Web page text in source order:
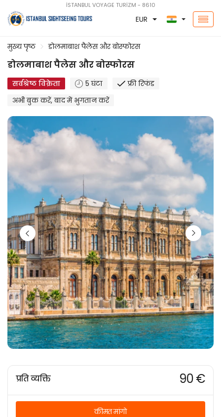
İSTANBUL VOYAGE TURİZM - 8610
EUR
मुख्य पृष्ठ डोलमाबाश पैलेस और बोस्फोरस
डोलमाबाश पैलेस और बोस्फोरस
सर्वश्रेष्ठ विक्रेता 5 घंटा
फ्री रिफंड
अभी बुक करें, बाद में भुगतान करें
प्रति व्यक्ति 90 €
कीमत मांगो